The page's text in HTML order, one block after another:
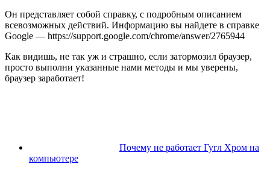
Он представляет собой справку, с подробным описанием
всевозможных действий. Информацию вы найдете в справке
Google — https://support.google.com/chrome/answer/2765944
Как видишь, не так уж и страшно, если затормозил браузер,
просто выполни указанные нами методы и мы уверены,
браузер заработает!
Почему не работает Гугл Хром на
компьютере